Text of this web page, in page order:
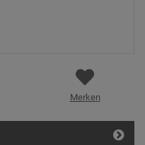
Merken